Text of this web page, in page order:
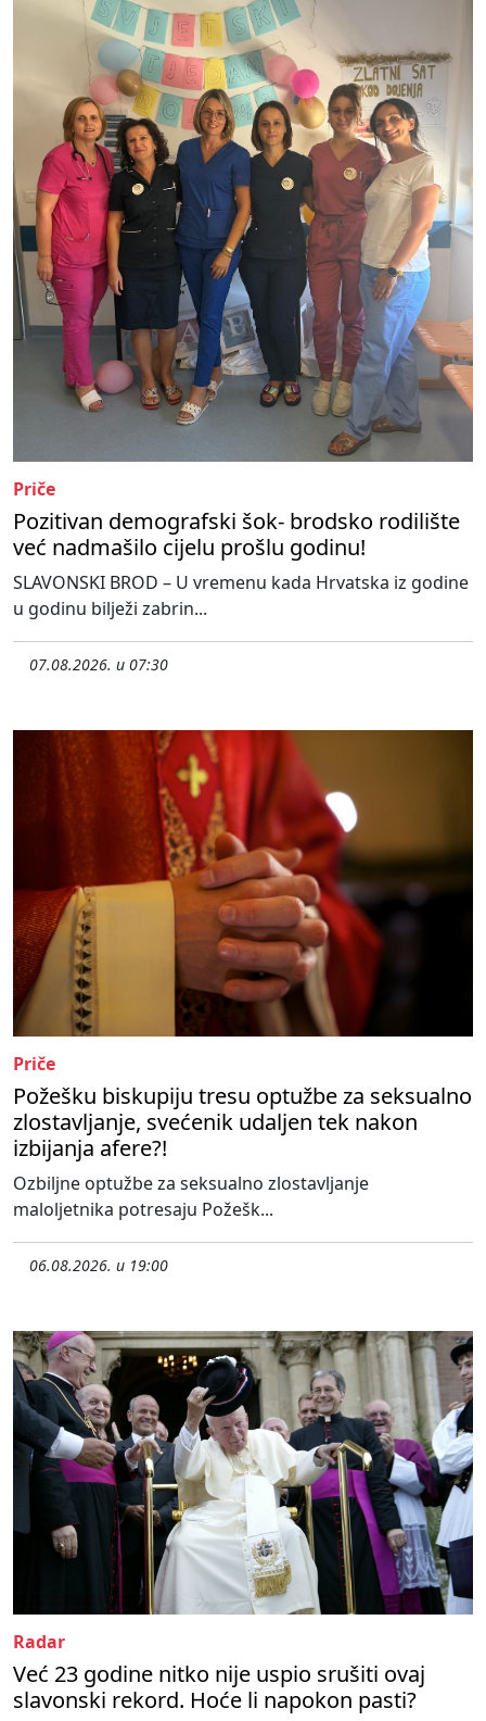
Priče
Pozitivan demografski šok- brodsko rodilište
već nadmašilo cijelu prošlu godinu!
SLAVONSKI BROD – U vremenu kada Hrvatska iz godine
u godinu bilježi zabrin...
07.08.2026. u 07:30
Priče
Požešku biskupiju tresu optužbe za seksualno
zlostavljanje, svećenik udaljen tek nakon
izbijanja afere?!
Ozbiljne optužbe za seksualno zlostavljanje
maloljetnika potresaju Požešk...
06.08.2026. u 19:00
Radar
Već 23 godine nitko nije uspio srušiti ovaj
slavonski rekord. Hoće li napokon pasti?